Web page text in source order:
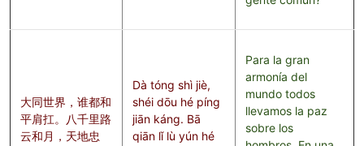
大同世界，谁都和
平肩扛。八千里路
云和月，天地忠
Dà tóng shì jiè,
shéi dōu hé píng
jiān káng. Bā
qiān lǐ lù yún hé
Para la gran
armonía del
mundo todos
llevamos la paz
sobre los